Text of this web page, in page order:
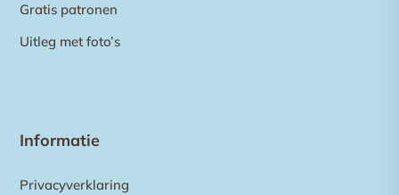
Gratis patronen
Uitleg met foto’s
Informatie
Privacyverklaring